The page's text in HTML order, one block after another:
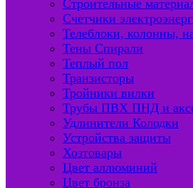
Строительные
Счетчики
Телеблоки, колонны,
Тены Спирали
Теплый пол
Транзисторы
Тройники вилки
Трубы ПВХ ПНД и
Удлинители Колодки
Устройства защиты
Хозтовары
Цвет аллюминий
Цвет бронза